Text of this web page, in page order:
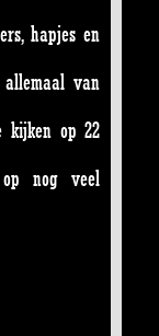
hapjes en
van
kijken op 22
nog veel